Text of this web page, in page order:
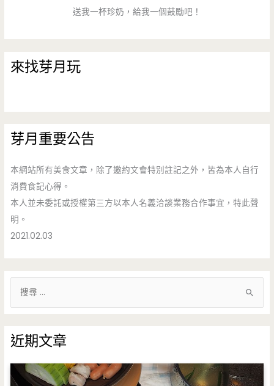
送我一杯珍奶，給我一個鼓勵吧！
來找芽月玩
芽月重要公告
本網站所有美食文章，除了邀約文會特別註記之外，皆為本人自行
消費食記心得。
本人並未委託或授權第三方以本人名義洽談業務合作事宜，特此聲
明。
2021.02.03
鍵
字
:
近期文章